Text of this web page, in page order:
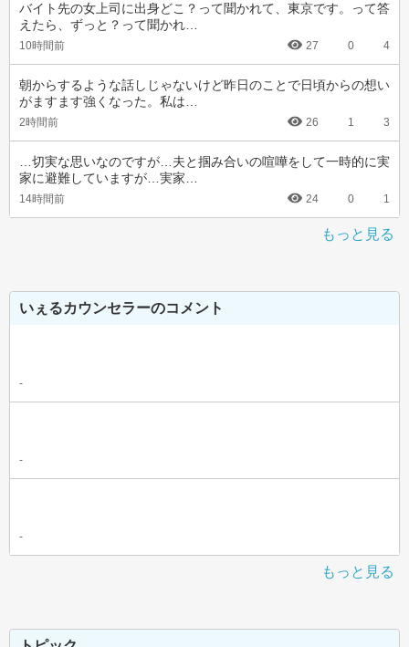
バイト先の女上司に出身どこ？って聞かれて、東京です。って答
えたら、ずっと？って聞かれ…
10時間前 27 0 4
朝からするような話しじゃないけど昨日のことで日頃からの想い
がますます強くなった。私は…
2時間前 26 1 3
…切実な思いなのですが…夫と掴み合いの喧嘩をして一時的に実
家に避難していますが…実家…
14時間前 24 0 1
もっと見る
いぇるカウンセラーのコメント
-
-
-
もっと見る